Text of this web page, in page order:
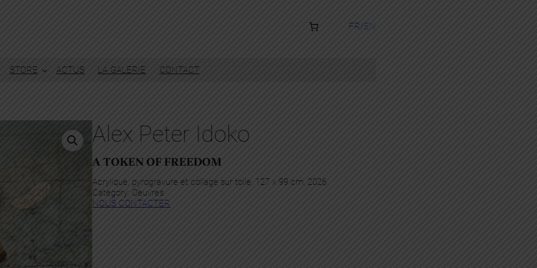
FR EN
STORE ACTUS LA GALERIE CONTACT
Alex Peter Idoko
A TOKEN OF FREEDOM
Acrylique, pyrogravure et collage sur toile, 127 x 99 cm, 2026
Category: Oeuvres
NOUS CONTACTER